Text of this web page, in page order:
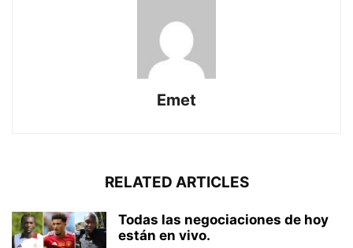
Emet
RELATED ARTICLES
Todas las negociaciones de hoy
están en vivo.